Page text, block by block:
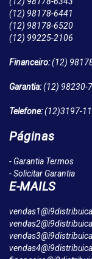
(12) 98178-6441
(12) 98178-6520
(12) 99225-2106
Financeiro:(12)
Garantia:(12) 98230-
Telefone:(12)3197-
Páginas
- Garantia Termos
- Solicitar Garantia
E-MAILS